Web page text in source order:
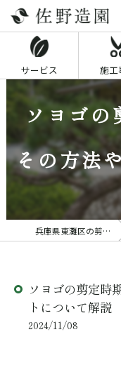
サービス 施工
ソヨゴの
その方法
兵庫県東灘区の剪定業者なら佐野造園
ソヨゴの剪定時
トについて解説
2024/11/08